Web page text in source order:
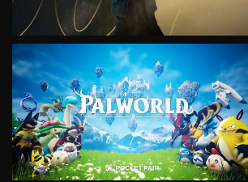
VIEW